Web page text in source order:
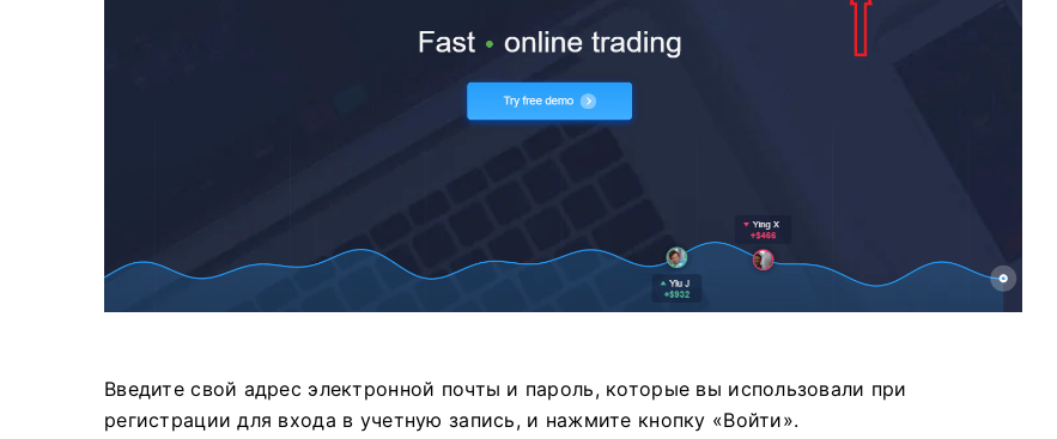
Введите свой адрес электронной почты и пароль, которые вы использовали при
регистрации для входа в учетную запись, и нажмите кнопку «Войти».